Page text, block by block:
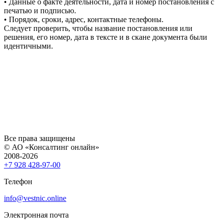
• Данные о факте деятельности, дата и номер постановления с
печатью и подписью.
• Порядок, сроки, адрес, контактные телефоны.
Следует проверить, чтобы название постановления или
решения, его номер, дата в тексте и в скане документа были
идентичными.
Все права защищены
© АО «Консалтинг онлайн»
2008-2026
+7 928 428-97-00
Телефон
info@vestnic.online
Электронная почта